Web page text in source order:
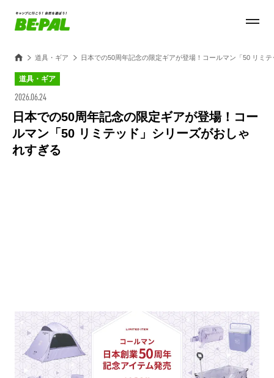
道具・ギア 日本での50周年記念の限定ギアが登場！コールマン「50 リミ
道具・ギア
2026.06.24
日本での50周年記念の限定ギアが登場！コー
ルマン「50 リミテッド」シリーズがおしゃ
れすぎる